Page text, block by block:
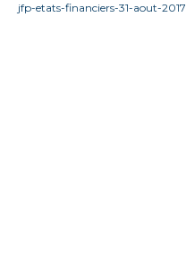
jfp-etats-financiers-31-aout-2017